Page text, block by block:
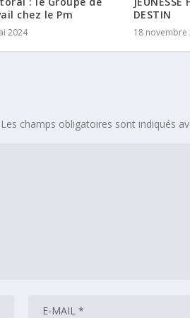
chez le Pm
2024
DESTIN
18 novembre
Les champs obligatoires sont indiqués